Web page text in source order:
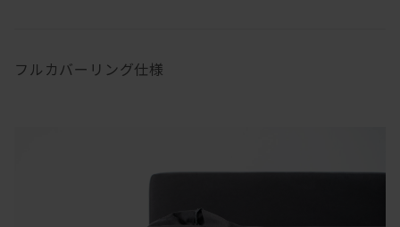
フルカバーリング仕様